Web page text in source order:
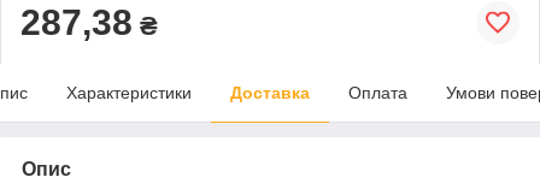
287,38 ₴
Характеристики Доставка Оплата Умови
Опис